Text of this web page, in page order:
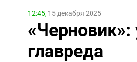
12:45, 15 декабря 2025
«Черновик»:
главреда